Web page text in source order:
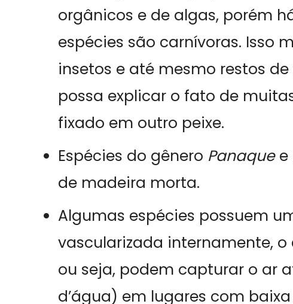
orgânicos e de algas, porém
espécies são carnívoras. Isso
insetos e até mesmo restos
possa explicar o fato de
fixado em outro peixe.
Espécies do gênero Panaque e
de madeira morta.
Algumas espécies possuem
vascularizada internamente,
ou seja, podem capturar o ar
d’água) em lugares com